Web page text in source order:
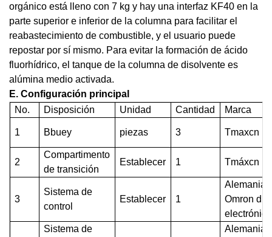
orgánico está lleno con 7 kg y hay una interfaz KF40 en la
parte superior e inferior de la columna para facilitar el
reabastecimiento de combustible, y el usuario puede
repostar por sí mismo. Para evitar la formación de ácido
fluorhídrico, el tanque de la columna de disolvente es
alúmina medio activada.
E. Configuración principal
No. Disposición Unidad Cantidad Marca
1 Bbuey piezas 3 Tmaxcn
2
Compartimento
de transición
Establecer 1 Tmáxcn
3
Sistema de
control
Establecer 1
Alemania
Omron
Sistema de
Alemania